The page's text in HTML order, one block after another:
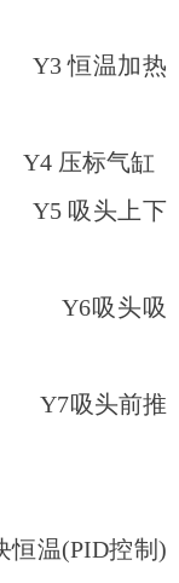
加热
压标气缸
上下
头吸
头前推
恒温(PID控制)